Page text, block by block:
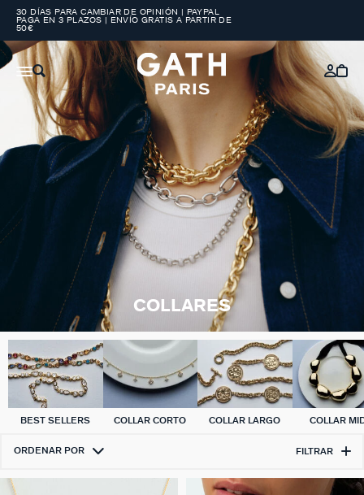
30 DÍAS PARA CAMBIAR DE OPINIÓN | PAYPAL
PAGA EN 3 PLAZOS | ENVÍO GRATIS A PARTIR DE
50€
COLLARES
BEST SELLERS COLLAR CORTO COLLAR LARGO COLLAR
ORDENAR POR FILTRAR